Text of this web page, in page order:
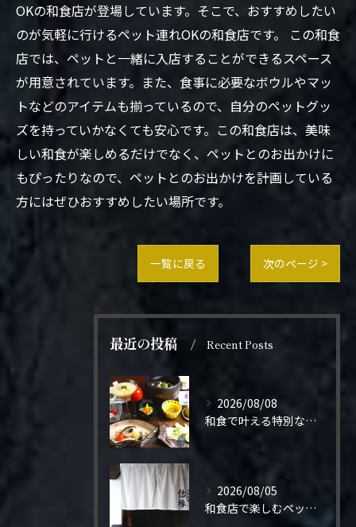
OKの和食店が登場しています。そこで、おすすめしたい
のが気軽に行けるペット連れOKの和食店です。 この和食
店では、ペットと一緒に入店することができるスペース
が用意されています。また、食事に必要なボウルやマッ
トなどのアイテムも揃っているので、自分のペットグッ
ズを持っていかなくても安心です。この和食店は、美味
しい和食が楽しめるだけでなく、ペットとのお出かけに
もぴったりなので、ペットとのお出かけを計画している
方にはぜひおすすめしたい場所です。
一覧に戻る 次のページ >
最近の投稿 Recent Posts
2026/08/08
和食で叶える特別なプロポーズ結婚
2026/08/05
和食店で楽しむペット同伴の食事体験